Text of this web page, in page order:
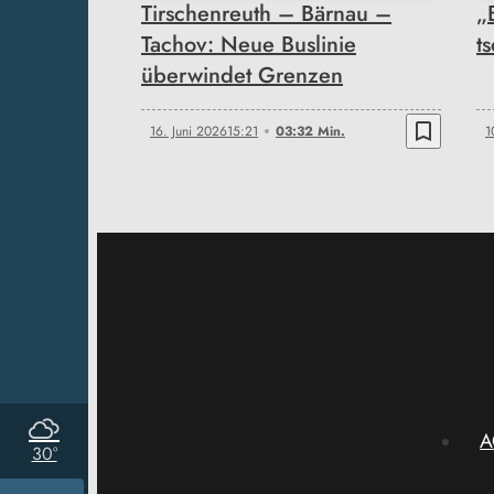
30°
Tirschenreuth – Bärnau –
Tachov: Neue Buslinie
überwindet Grenzen
16. Juni 202615:21 03:32 Min. bookmark_border